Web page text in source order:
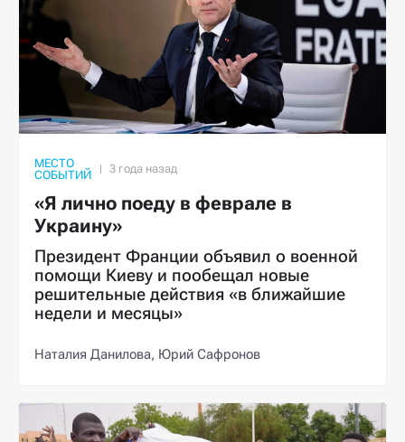
МЕСТО
СОБЫТИЙ
«Я лично поеду в феврале в
Украину»
Президент Франции объявил о военной
помощи Киеву и пообещал новые
решительные действия «в ближайшие
недели и месяцы»
Наталия Данилова, Юрий Сафронов